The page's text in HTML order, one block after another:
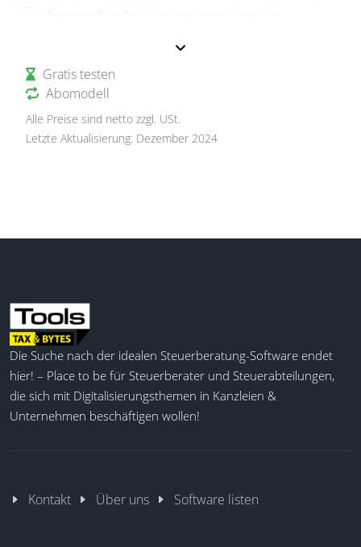
Mitarbeiterführung durch klare
Vereinbarungen
Gratis testen
Abomodell
Alle Preise sind netto zzgl. USt.
Letzte Aktualisierung: Dezember 2024
Die Suche nach der idealen Steuerberatung-Software endet
hier! – Place to be für Steuerberater und Steuerabteilungen,
die sich mit Digitalisierungsthemen in Kanzleien &
Unternehmen beschäftigen wollen!
Kontakt Über uns Software listen